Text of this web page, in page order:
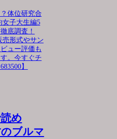
体位研究合
女子大生編5
底調査！
売形式やサン
ュー評価も
。今すぐチ
】
読め
ブルマ